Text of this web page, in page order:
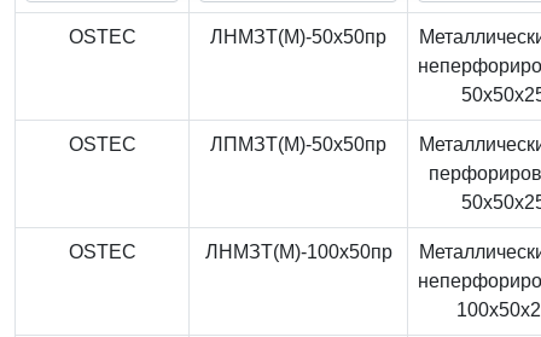
OSTEC ЛНМЗТ(М)-50x50пр
OSTEC ЛПМЗТ(М)-50x50пр
OSTEC ЛНМЗТ(М)-100x50пр